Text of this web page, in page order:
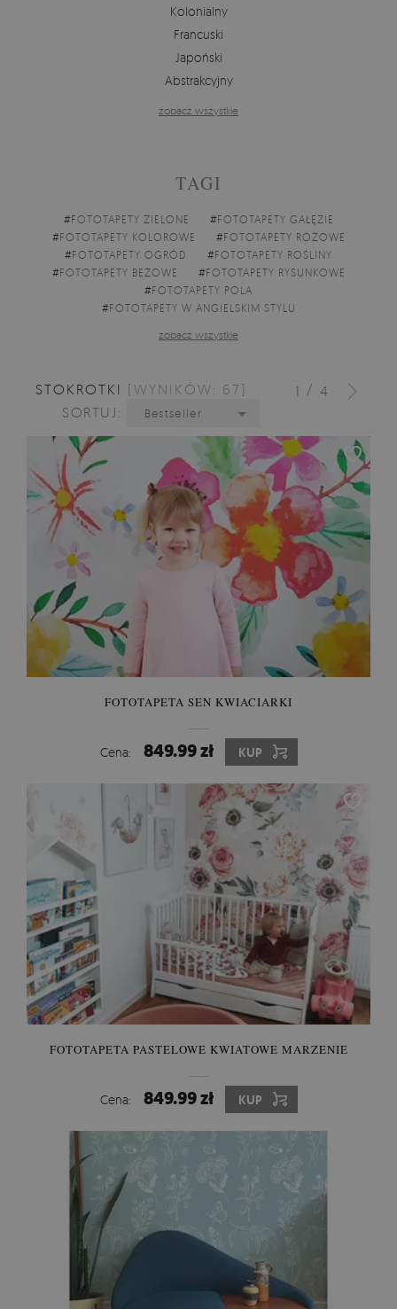
Kolonialny
Francuski
Japoński
Abstrakcyjny
zobacz wszystkie
TAGI
#FOTOTAPETY ZIELONE #FOTOTAPETY GAŁĘZIE
#FOTOTAPETY KOLOROWE #FOTOTAPETY RÓŻOWE
#FOTOTAPETY OGRÓD #FOTOTAPETY ROŚLINY
#FOTOTAPETY BEŻOWE #FOTOTAPETY RYSUNKOWE
#FOTOTAPETY POLA
#FOTOTAPETY W ANGIELSKIM STYLU
zobacz wszystkie
1 / 4
STOKROTKI [WYNIKÓW: 67]
SORTUJ:
Bestseller
FOTOTAPETA SEN KWIACIARKI
Cena: 849.99 zł KUP
FOTOTAPETA PASTELOWE KWIATOWE MARZENIE
Cena: 849.99 zł KUP